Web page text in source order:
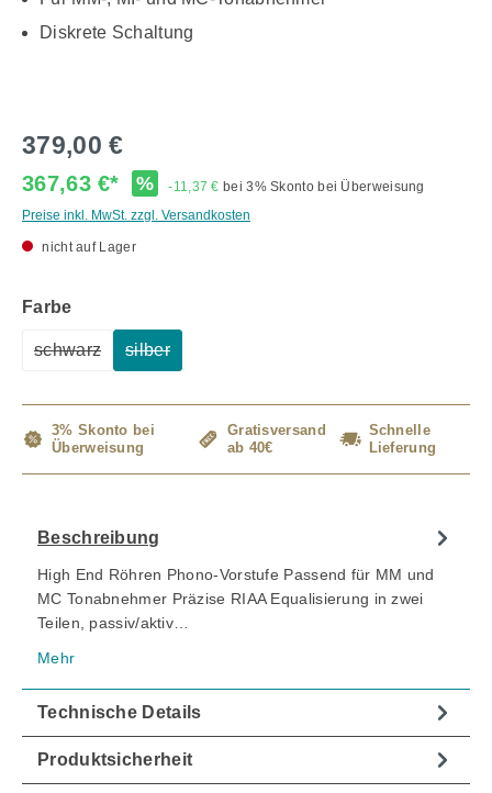
Diskrete Schaltung
379,00 €
367,63 €* % -11,37 € bei 3% Skonto bei Überweisung
Preise inkl. MwSt. zzgl. Versandkosten
nicht auf Lager
Farbeauswählen
schwarz silber
3% Skonto bei
Überweisung
Gratisversand
ab 40€
Schnelle
Lieferung
Beschreibung
High End Röhren Phono-Vorstufe Passend für MM und
MC Tonabnehmer Präzise RIAA Equalisierung in zwei
Teilen, passiv/aktiv…
Mehr
Technische Details
Produktsicherheit